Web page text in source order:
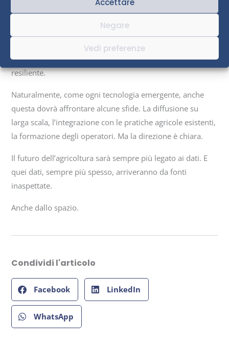
Negare
Vedi preferenze
In un contesto segnato dal cambiamento climatico, dalla
scarsità delle risorse e dalla necessità di aumentare la
produttività agricola, strumenti come questo possono fare
la differenza. Permettono di intervenire con precisione, di
ottimizzare le risorse e di costruire un sistema agricolo più
resiliente.
Naturalmente, come ogni tecnologia emergente, anche
questa dovrà affrontare alcune sfide. La diffusione su
larga scala, l’integrazione con le pratiche agricole esistenti,
la formazione degli operatori. Ma la direzione è chiara.
Il futuro dell’agricoltura sarà sempre più legato ai dati. E
quei dati, sempre più spesso, arriveranno da fonti
inaspettate.
Anche dallo spazio.
Condividi l'articolo
Facebook LinkedIn
WhatsApp